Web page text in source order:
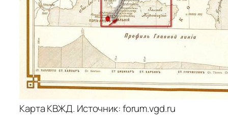
Карта КВЖД. Источник: forum.vgd.ru